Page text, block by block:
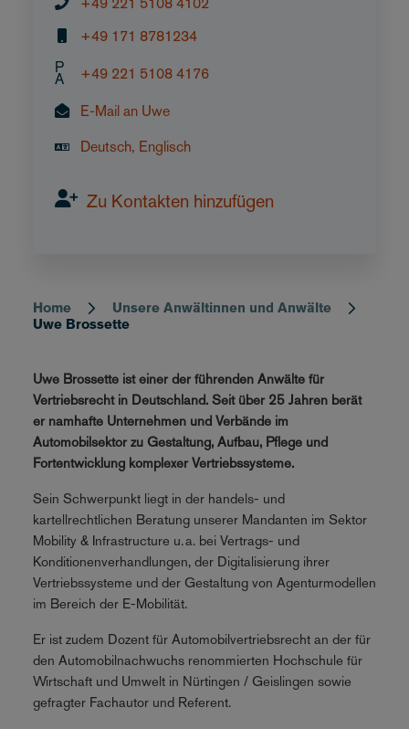
Breadcrumb
Home
Unsere Anwältinnen und Anwälte
Uwe Brossette
Uwe Brossette ist einer der führenden Anwälte für
Vertriebsrecht in Deutschland. Seit über 25 Jahren berät
er namhafte Unternehmen und Verbände im
Automobilsektor zu Gestaltung, Aufbau, Pflege und
Fortentwicklung komplexer Vertriebssysteme.
Sein Schwerpunkt liegt in der handels- und
kartellrechtlichen Beratung unserer Mandanten im Sektor
Mobility & Infrastructure u. a. bei Vertrags- und
Konditionenverhandlungen, der Digitalisierung ihrer
Vertriebssysteme und der Gestaltung von Agenturmodellen
im Bereich der E-Mobilität.
Er ist zudem Dozent für Automobilvertriebsrecht an der für
den Automobilnachwuchs renommierten Hochschule für
Wirtschaft und Umwelt in Nürtingen / Geislingen sowie
gefragter Fachautor und Referent.
+49 171 8781234
P
A +49 221 5108 4176
E-Mail an Uwe
Deutsch, Englisch
Zu Kontakten hinzufügen